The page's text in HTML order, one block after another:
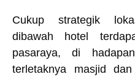
Cukup strategik
dibawah hotel
pasaraya, di
terletaknya masjid